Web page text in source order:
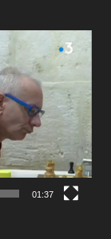
01:37